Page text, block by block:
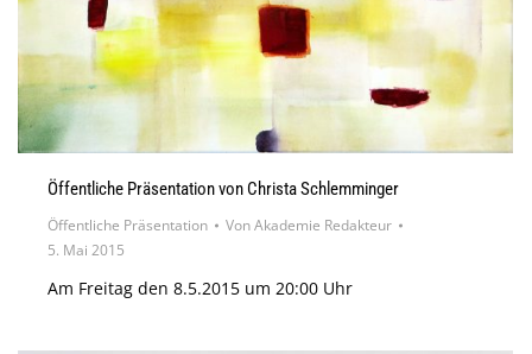
Öffentliche Präsentation von Christa Schlemminger
Öffentliche Präsentation VonAkademie Redakteur
5. Mai 2015
Am Freitag den 8.5.2015 um 20:00 Uhr